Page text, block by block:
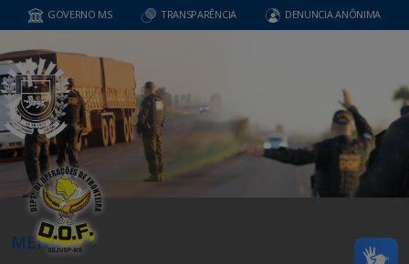
GOVERNO MS TRANSPARÊNCIA DENUNCIA ANÔNIMA
MENU